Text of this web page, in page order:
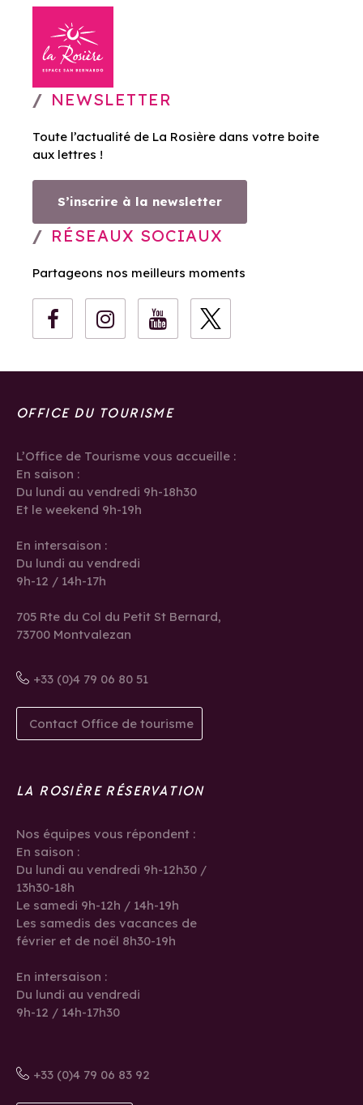
NEWSLETTER
Toute l’actualité de La Rosière dans votre boite
aux lettres !
S’inscrire à la newsletter
RÉSEAUX SOCIAUX
Partageons nos meilleurs moments
OFFICE DU TOURISME
L’Office de Tourisme vous accueille :
En saison :
Du lundi au vendredi 9h-18h30
Et le weekend 9h-19h
En intersaison :
Du lundi au vendredi
9h-12 / 14h-17h
705 Rte du Col du Petit St Bernard,
73700 Montvalezan
+33 (0)4 79 06 80 51
Contact Office de tourisme
LA ROSIÈRE RÉSERVATION
Nos équipes vous répondent :
En saison :
Du lundi au vendredi 9h-12h30 /
13h30-18h
Le samedi 9h-12h / 14h-19h
Les samedis des vacances de
février et de noël 8h30-19h
En intersaison :
Du lundi au vendredi
9h-12 / 14h-17h30
+33 (0)4 79 06 83 92